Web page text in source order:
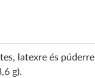
latexre és púderre
g).